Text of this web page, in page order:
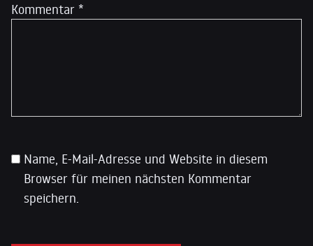
Kommentar *
Name, E-Mail-Adresse und Website in diesem
Browser für meinen nächsten Kommentar
speichern.